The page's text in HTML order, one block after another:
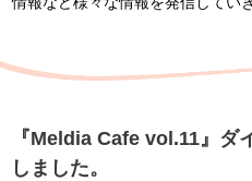
『Meldia Cafe vol.11』ダ
しました。